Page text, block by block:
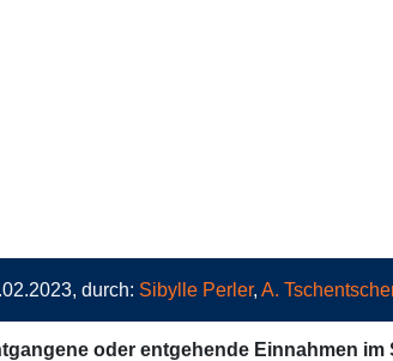
durch: Sibylle Perler, A.
oder entgehende Einnahmen im